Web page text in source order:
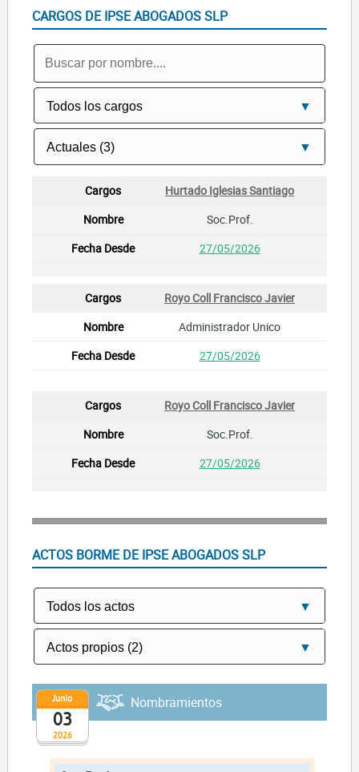
CARGOS DE IPSE ABOGADOS SLP
Hurtado Iglesias Santiago
Soc.Prof.
27/05/2026
Royo Coll Francisco Javier
Administrador Unico
27/05/2026
Royo Coll Francisco Javier
Soc.Prof.
27/05/2026
ACTOS BORME DE IPSE ABOGADOS SLP
2026
Junio
03
Nombramientos